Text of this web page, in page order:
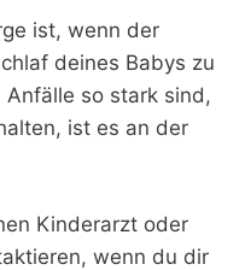
ist, wenn der
deines Babys zu
so stark sind,
ist es an der
Kinderarzt oder
wenn du dir